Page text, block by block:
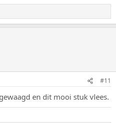
#11
en dit mooi stuk vlees.